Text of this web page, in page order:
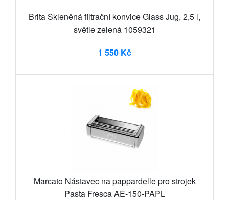
Brita Skleněná filtrační konvice Glass Jug, 2,5 l,
světle zelená 1059321
1 550 Kč
Marcato Nástavec na pappardelle pro strojek
Pasta Fresca AE-150-PAPL